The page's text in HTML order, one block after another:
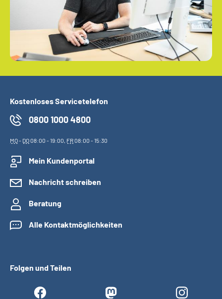
Kostenloses Servicetelefon
0800 1000 4800
MO- DO08:00 - 19:00, FR08:00 - 15:30
Mein Kundenportal
Nachricht schreiben
Beratung
Alle Kontaktmöglichkeiten
Folgen und Teilen